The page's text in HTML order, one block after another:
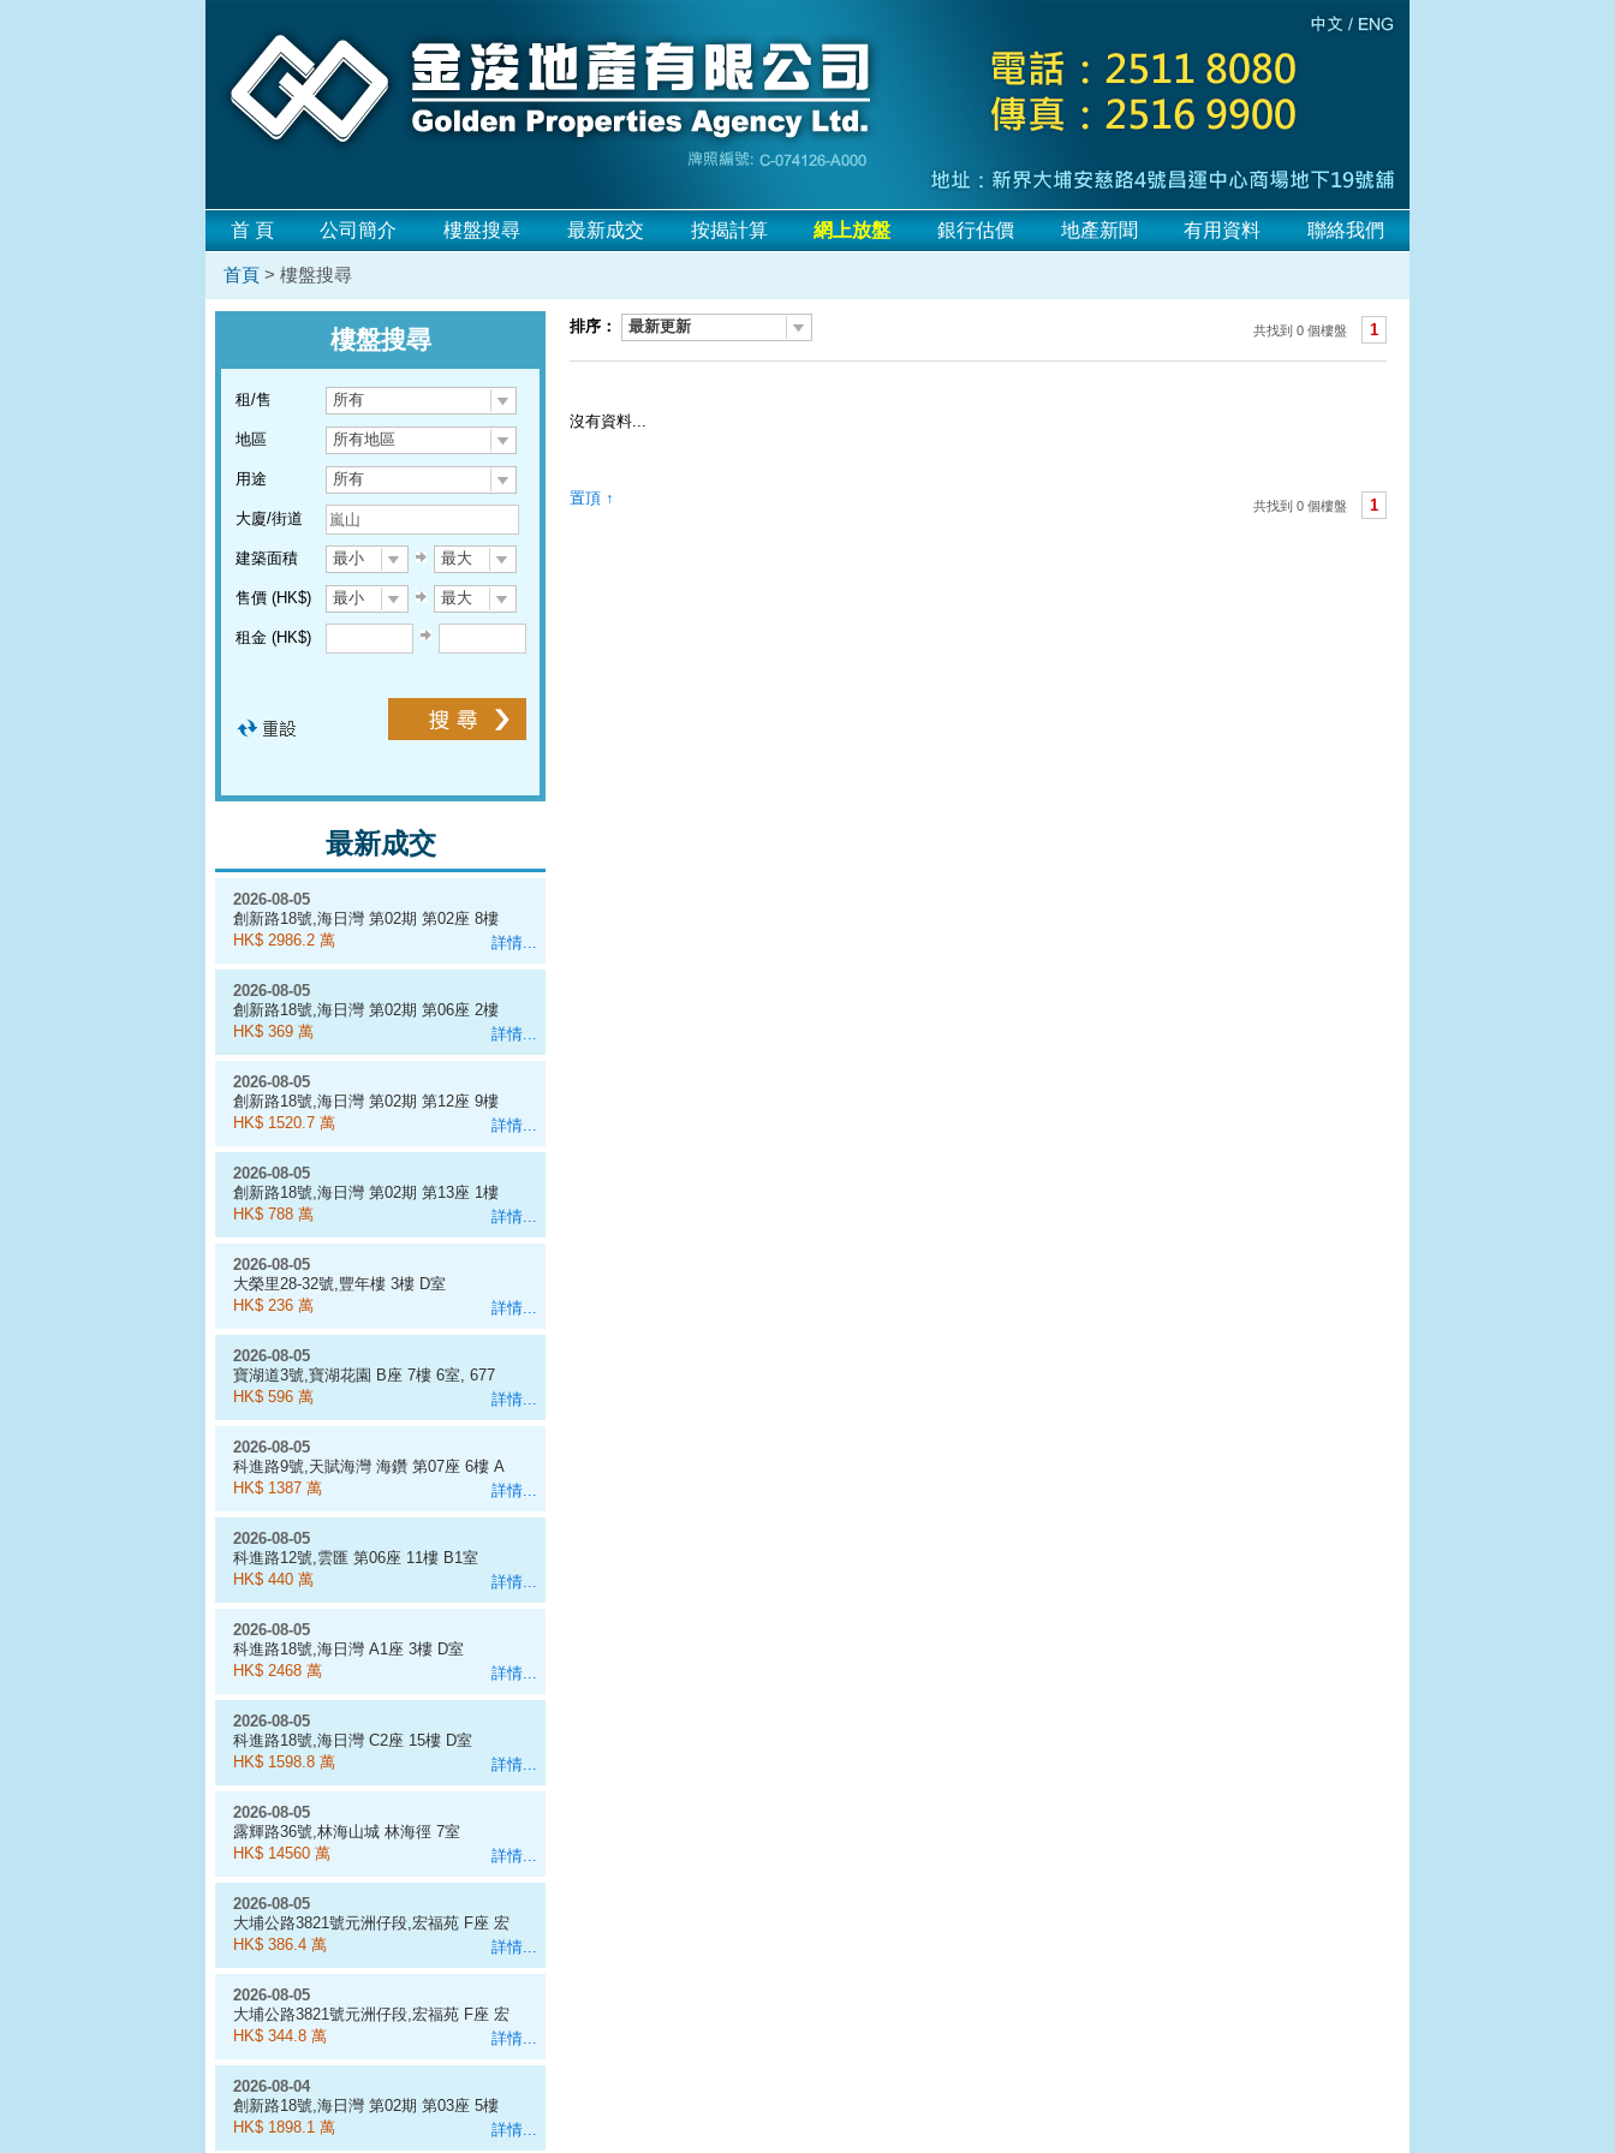
首 頁 公司簡介 樓盤搜尋 最新成交 按揭計算 網上放盤 銀行估價 地產新聞 有用資料 聯絡我們
首頁 > 樓盤搜尋
樓盤搜尋
租/售 所有
地區 所有地區
用途 所有
大廈/街道
建築面積 最小 最大
售價 (HK$) 最小 最大
租金 (HK$)
最新成交
詳情...
2026-08-05
創新路18號,海日灣 第02期 第02座 8樓
A室
HK$ 2986.2 萬
詳情...
2026-08-05
創新路18號,海日灣 第02期 第06座 2樓
C室
HK$ 369 萬
詳情...
2026-08-05
創新路18號,海日灣 第02期 第12座 9樓
D室
HK$ 1520.7 萬
詳情...
2026-08-05
創新路18號,海日灣 第02期 第13座 1樓
E室
HK$ 788 萬
詳情...
2026-08-05
大榮里28-32號,豐年樓 3樓 D室
HK$ 236 萬
詳情...
2026-08-05
寶湖道3號,寶湖花園 B座 7樓 6室, 677
呎
HK$ 596 萬
詳情...
2026-08-05
科進路9號,天賦海灣 海鑽 第07座 6樓 A
室
HK$ 1387 萬
詳情...
2026-08-05
科進路12號,雲匯 第06座 11樓 B1室
HK$ 440 萬
詳情...
2026-08-05
科進路18號,海日灣 A1座 3樓 D室
HK$ 2468 萬
詳情...
2026-08-05
科進路18號,海日灣 C2座 15樓 D室
HK$ 1598.8 萬
詳情...
2026-08-05
露輝路36號,林海山城 林海徑 7室
HK$ 14560 萬
詳情...
2026-08-05
大埔公路3821號元洲仔段,宏福苑 F座 宏
昌閣 6樓 5室, 583呎
HK$ 386.4 萬
詳情...
2026-08-05
大埔公路3821號元洲仔段,宏福苑 F座 宏
昌閣 6樓 3室, 518呎
HK$ 344.8 萬
詳情...
2026-08-04
創新路18號,海日灣 第02期 第03座 5樓
A室
HK$ 1898.1 萬
排序： 最新更新 共找到 0 個樓盤 1
沒有資料...
置頂 ↑ 共找到 0 個樓盤 1